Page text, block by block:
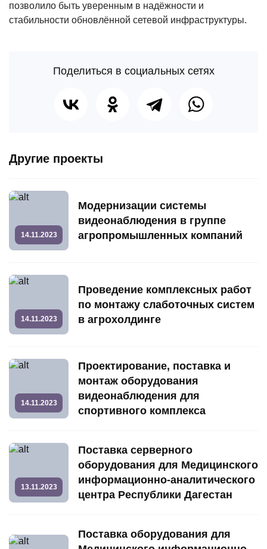
позволило быть уверенным в надёжности и
стабильности обновлённой сетевой инфраструктуры.
Поделиться в социальных сетях
Другие проекты
14.11.2023
Модернизации системы
видеонаблюдения в группе
агропромышленных компаний
14.11.2023
Проведение комплексных работ
по монтажу слаботочных систем
в агрохолдинге
14.11.2023
Проектирование, поставка и
монтаж оборудования
видеонаблюдения для
спортивного комплекса
13.11.2023
Поставка серверного
оборудования для Медицинского
информационно-аналитического
центра Республики Дагестан
Поставка оборудования для